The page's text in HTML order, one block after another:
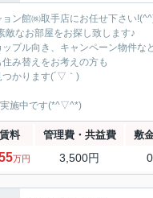
ン館㈱取手店にお任せ下さい
敵なお部屋をお探し致します♪
プル向き、キャンペーン物件な
み替えをお考えの方も
つかります(´▽｀)
施中です(*^▽^*)
賃料 管理費・共益費 敷
万円 3,500円